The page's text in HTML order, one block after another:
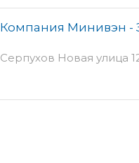
Компания Минивэн -
Серпухов Новая улица